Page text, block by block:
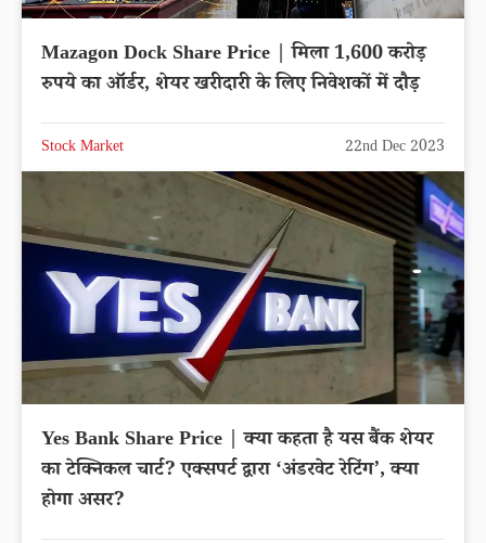
Mazagon Dock Share Price | मिला 1,600 करोड़
रुपये का ऑर्डर, शेयर खरीदारी के लिए निवेशकों में दौड़
Stock Market 22nd Dec 2023
Yes Bank Share Price | क्या कहता है यस बैंक शेयर
का टेक्निकल चार्ट? एक्सपर्ट द्वारा ‘अंडरवेट रेटिंग’, क्या
होगा असर?